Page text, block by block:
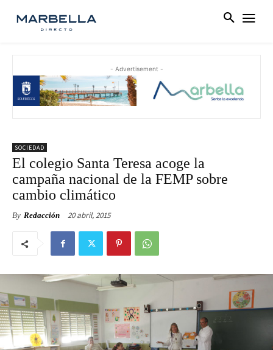
- Advertisement -
SOCIEDAD
El colegio Santa Teresa acoge la
campaña nacional de la FEMP sobre
cambio climático
By Redacción 20 abril, 2015